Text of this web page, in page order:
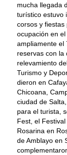
mucha llegada
turístico estuvo
corsos y fiestas
ocupación en
ampliamente el
reservas con la
relevamiento
Turismo y
dieron en
Chicoana,
ciudad de
para el turista,
Fest, el
Rosarina en
de Amblayo en